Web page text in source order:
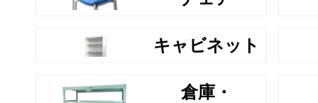
キャビネット
倉庫・